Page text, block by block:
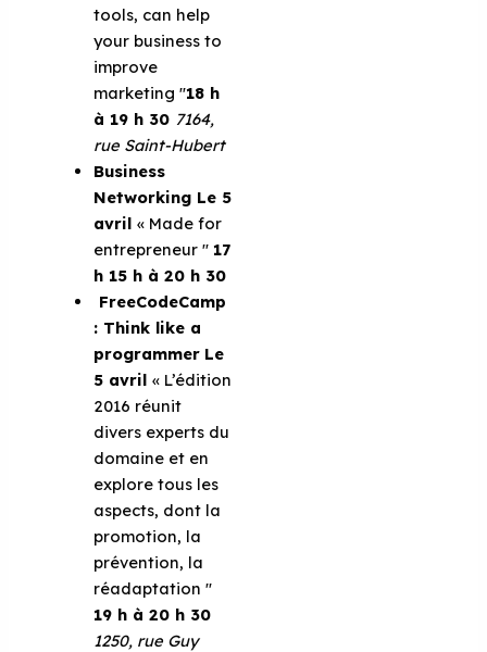
tools, can help
your business to
improve
marketing ''18 h
à 19 h 30 7164,
rue Saint-Hubert
Business
Networking Le 5
avril« Made for
entrepreneur ''17
h 15 h à 20 h 30
FreeCodeCamp
: Think like a
programmer Le
5 avril« L’édition
2016 réunit
divers experts du
domaine et en
explore tous les
aspects, dont la
promotion, la
prévention, la
réadaptation ''
19 h à 20 h 30
1250, rue Guy